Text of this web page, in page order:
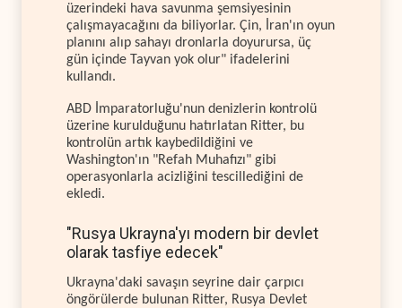
üzerindeki hava savunma şemsiyesinin
çalışmayacağını da biliyorlar. Çin, İran'ın oyun
planını alıp sahayı dronlarla doyurursa, üç
gün içinde Tayvan yok olur" ifadelerini
kullandı.
ABD İmparatorluğu'nun denizlerin kontrolü
üzerine kurulduğunu hatırlatan Ritter, bu
kontrolün artık kaybedildiğini ve
Washington'ın "Refah Muhafızı" gibi
operasyonlarla acizliğini tescillediğini de
ekledi.
"Rusya Ukrayna'yı modern bir devlet
olarak tasfiye edecek"
Ukrayna'daki savaşın seyrine dair çarpıcı
öngörülerde bulunan Ritter, Rusya Devlet